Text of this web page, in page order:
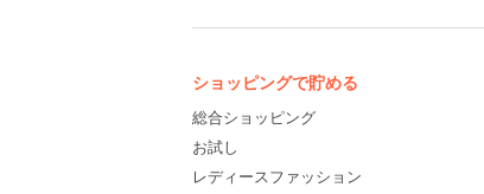
ショッピングで貯める
総合ショッピング
お試し
レディースファッション